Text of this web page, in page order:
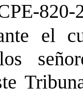
el